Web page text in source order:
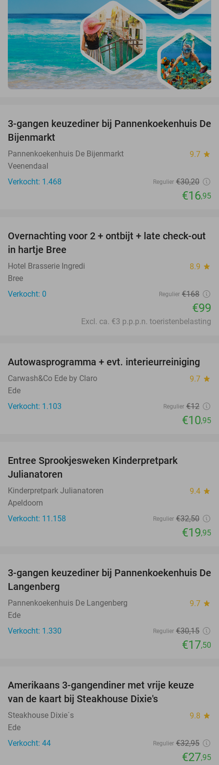
44%
3-gangen keuzediner bij Pannenkoekenhuis De
Bijenmarkt
Pannenkoekenhuis De Bijenmarkt 9.7 star
Veenendaal
Verkocht: 1.468
Regulier €30,20
€16,95
41%
TODAY
Overnachting voor 2 + ontbijt + late check-out
in hartje Bree
Hotel Brasserie Ingredi 8.9 star
Bree
Verkocht: 0
Regulier €168
€99
Excl. ca. €3 p.p.p.n. toeristenbelasting
9%
Autowasprogramma + evt. interieurreiniging
Carwash&Co Ede by Claro 9.7 star
Ede
Verkocht: 1.103
Regulier €12
€10,95
Entree Sprookjesweken Kinderpretpark
Julianatoren
Kinderpretpark Julianatoren 9.4 star
Apeldoorn
Verkocht: 11.158
Regulier €32,50
€19,95
42%
3-gangen keuzediner bij Pannenkoekenhuis De
Langenberg
Pannenkoekenhuis De Langenberg 9.7 star
Ede
Verkocht: 1.330
Regulier €30,15
€17,50
15%
Amerikaans 3-gangendiner met vrije keuze
van de kaart bij Steakhouse Dixie's
Steakhouse Dixie´s 9.8 star
Ede
Verkocht: 44
Regulier €32,95
€27,95